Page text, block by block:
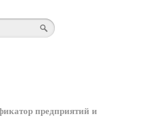
предприятий и